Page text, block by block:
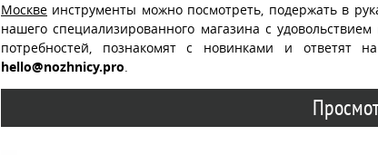
Москве инструменты можно посмотреть, подержать в
нашего специализированного магазина с
потребностей, познакомят с новинками и ответят
hello@nozhnicy.pro.